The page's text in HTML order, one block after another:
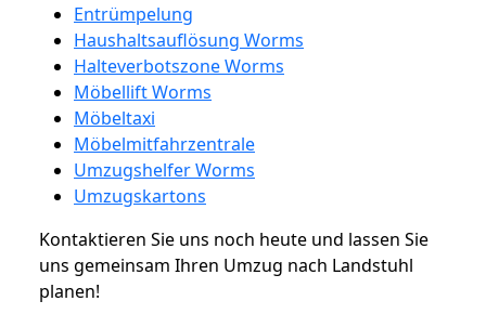
Entrümpelung
Haushaltsauflösung Worms
Halteverbotszone Worms
Möbellift Worms
Möbeltaxi
Möbelmitfahrzentrale
Umzugshelfer Worms
Umzugskartons
Kontaktieren Sie uns noch heute und lassen Sie
uns gemeinsam Ihren Umzug nach Landstuhl
planen!